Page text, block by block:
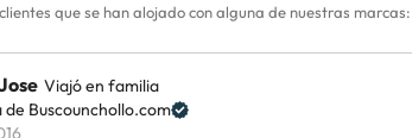
que se han alojado con alguna de nuestras
Viajó en familia
de Buscounchollo.com